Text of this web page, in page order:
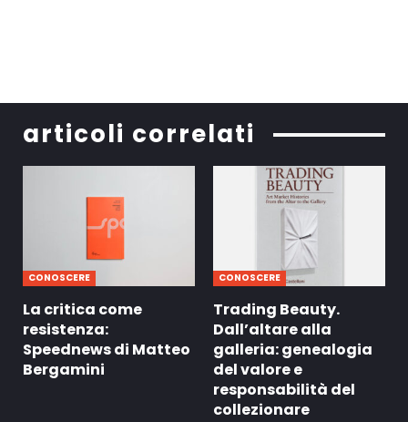
articoli correlati
CONOSCERE
La critica come
resistenza:
Speednews di Matteo
Bergamini
CONOSCERE
Trading Beauty.
Dall’altare alla
galleria: genealogia
del valore e
responsabilità del
collezionare